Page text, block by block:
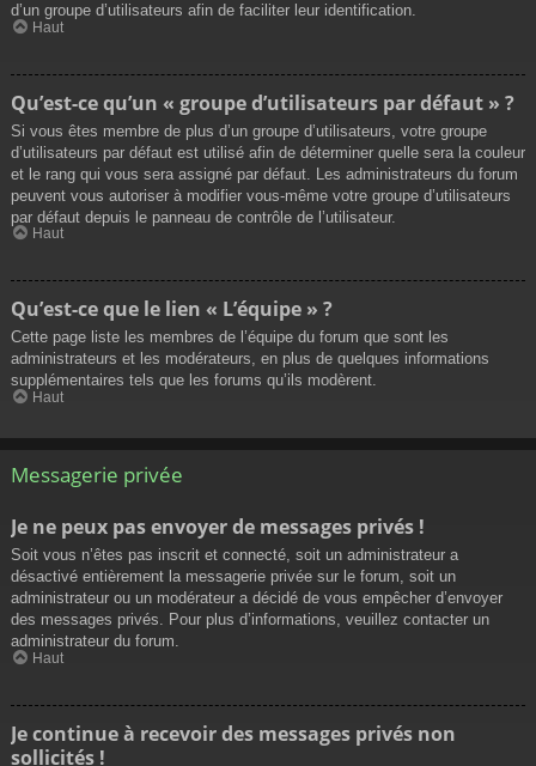
d’un groupe d’utilisateurs afin de faciliter leur identification.
Haut
Qu’est-ce qu’un « groupe d’utilisateurs par défaut » ?
Si vous êtes membre de plus d’un groupe d’utilisateurs, votre groupe
d’utilisateurs par défaut est utilisé afin de déterminer quelle sera la couleur
et le rang qui vous sera assigné par défaut. Les administrateurs du forum
peuvent vous autoriser à modifier vous-même votre groupe d’utilisateurs
par défaut depuis le panneau de contrôle de l’utilisateur.
Haut
Qu’est-ce que le lien « L’équipe » ?
Cette page liste les membres de l’équipe du forum que sont les
administrateurs et les modérateurs, en plus de quelques informations
supplémentaires tels que les forums qu’ils modèrent.
Haut
Messagerie privée
Je ne peux pas envoyer de messages privés !
Soit vous n’êtes pas inscrit et connecté, soit un administrateur a
désactivé entièrement la messagerie privée sur le forum, soit un
administrateur ou un modérateur a décidé de vous empêcher d’envoyer
des messages privés. Pour plus d’informations, veuillez contacter un
administrateur du forum.
Haut
Je continue à recevoir des messages privés non
sollicités !